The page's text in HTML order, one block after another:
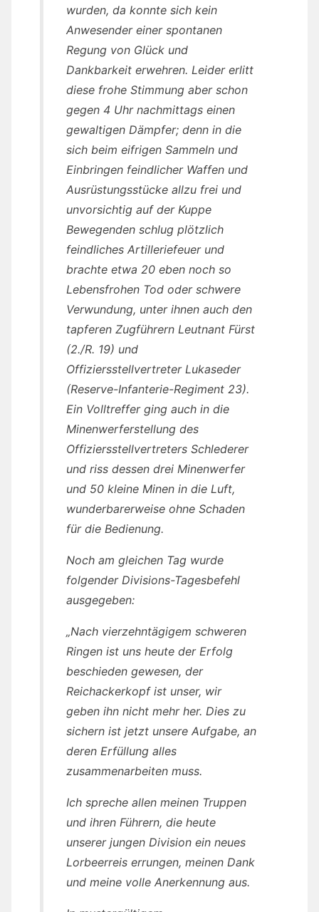
wurden, da konnte sich kein
Anwesender einer spontanen
Regung von Glück und
Dankbarkeit erwehren. Leider erlitt
diese frohe Stimmung aber schon
gegen 4 Uhr nachmittags einen
gewaltigen Dämpfer; denn in die
sich beim eifrigen Sammeln und
Einbringen feindlicher Waffen und
Ausrüstungsstücke allzu frei und
unvorsichtig auf der Kuppe
Bewegenden schlug plötzlich
feindliches Artilleriefeuer und
brachte etwa 20 eben noch so
Lebensfrohen Tod oder schwere
Verwundung, unter ihnen auch den
tapferen Zugführern Leutnant Fürst
(2./R. 19) und
Offiziersstellvertreter Lukaseder
(Reserve-Infanterie-Regiment 23).
Ein Volltreffer ging auch in die
Minenwerferstellung des
Offiziersstellvertreters Schlederer
und riss dessen drei Minenwerfer
und 50 kleine Minen in die Luft,
wunderbarerweise ohne Schaden
für die Bedienung.
Noch am gleichen Tag wurde
folgender Divisions-Tagesbefehl
ausgegeben:
„Nach vierzehntägigem schweren
Ringen ist uns heute der Erfolg
beschieden gewesen, der
Reichackerkopf ist unser, wir
geben ihn nicht mehr her. Dies zu
sichern ist jetzt unsere Aufgabe, an
deren Erfüllung alles
zusammenarbeiten muss.
Ich spreche allen meinen Truppen
und ihren Führern, die heute
unserer jungen Division ein neues
Lorbeerreis errungen, meinen Dank
und meine volle Anerkennung aus.